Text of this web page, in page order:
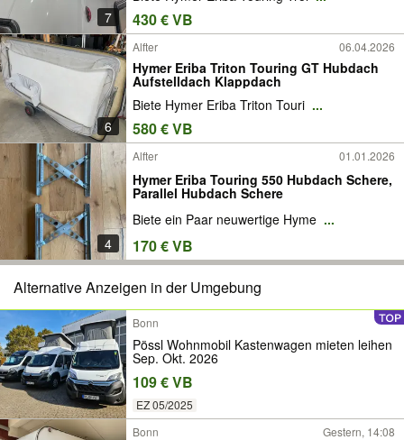
7 430 € VB
6
Alfter 06.04.2026
Hymer Eriba Triton Touring GT Hubdach
Aufstelldach Klappdach
Biete Hymer Eriba Triton Touri ...
580 € VB
4
Alfter 01.01.2026
Hymer Eriba Touring 550 Hubdach Schere,
Parallel Hubdach Schere
Biete ein Paar neuwertige Hyme ...
170 € VB
Alternative Anzeigen in der Umgebung
Bonn
Pössl Wohnmobil Kastenwagen mieten leihen
Sep. Okt. 2026
109 € VB
EZ 05/2025
Bonn
Gestern, 14:08